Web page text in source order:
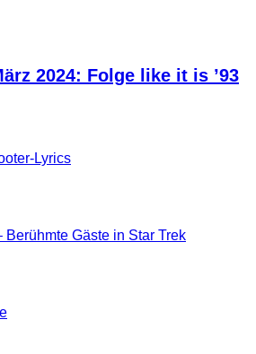
2024: Folge like it is ’93
Lyrics
Berühmte Gäste in Star Trek